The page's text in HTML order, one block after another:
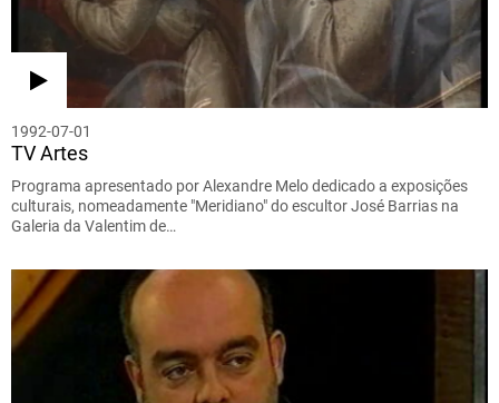
1992-07-01
TV Artes
Programa apresentado por Alexandre Melo dedicado a exposições
culturais, nomeadamente "Meridiano" do escultor José Barrias na
Galeria da Valentim de…